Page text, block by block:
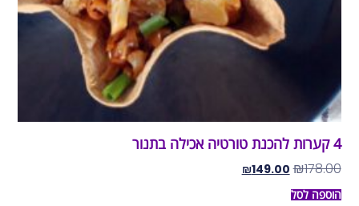
4 קערות להכנת טורטיה אכילה בתנור
₪178.00
₪149.00
הוספה לסל